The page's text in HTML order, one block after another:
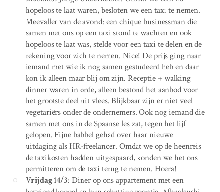
hopeloos te laat waren, besloten we een taxi te nemen.
Meevaller van de avond: een chique businessman die
samen met ons op een taxi stond te wachten en ook
hopeloos te laat was, stelde voor een taxi te delen en de
rekening voor zich te nemen. Nice! De prijs ging naar
iemand met wie ik nog samen gestudeerd heb en daar
kon ik alleen maar blij om zijn. Receptie + walking
dinner waren in orde, alleen bestond het aanbod voor
het grootste deel uit vlees. Blijkbaar zijn er niet veel
vegetariërs onder de ondernemers. Ook nog iemand die
samen met ons in de Spaanse les zat, tegen het lijf
gelopen. Fijne babbel gehad over haar nieuwe
uitdaging als HR-freelancer. Omdat we op de heenreis
de taxikosten hadden uitgespaard, konden we het ons
permitteren om de taxi terug te nemen. Hoera!
Vrijdag 14/3: Diner op ons appartement met een